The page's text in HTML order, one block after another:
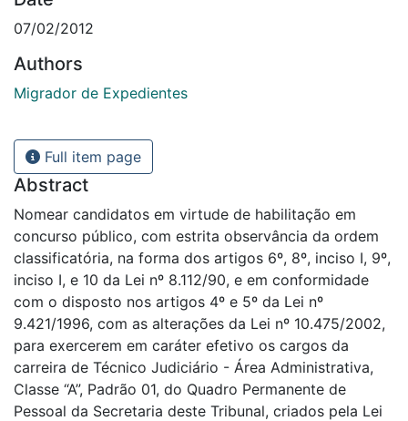
07/02/2012
Authors
Migrador de Expedientes
Full item page
Abstract
Nomear candidatos em virtude de habilitação em
concurso público, com estrita observância da ordem
classificatória, na forma dos artigos 6º, 8º, inciso I, 9º,
inciso I, e 10 da Lei nº 8.112/90, e em conformidade
com o disposto nos artigos 4º e 5º da Lei nº
9.421/1996, com as alterações da Lei nº 10.475/2002,
para exercerem em caráter efetivo os cargos da
carreira de Técnico Judiciário - Área Administrativa,
Classe “A”, Padrão 01, do Quadro Permanente de
Pessoal da Secretaria deste Tribunal, criados pela Lei